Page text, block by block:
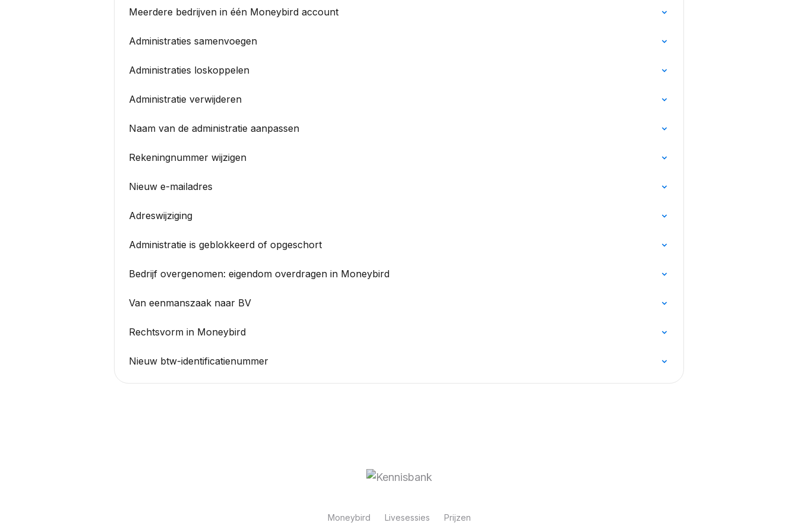
Meerdere bedrijven in één Moneybird account
Administraties samenvoegen
Administraties loskoppelen
Administratie verwijderen
Naam van de administratie aanpassen
Rekeningnummer wijzigen
Nieuw e-mailadres
Adreswijziging
Administratie is geblokkeerd of opgeschort
Bedrijf overgenomen: eigendom overdragen in Moneybird
Van eenmanszaak naar BV
Rechtsvorm in Moneybird
Nieuw btw-identificatienummer
Moneybird Livesessies Prijzen